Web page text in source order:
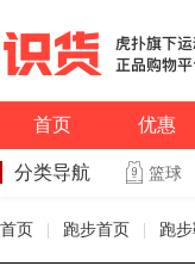
首页 优惠
分类导航 篮球
首页 跑步首页 跑